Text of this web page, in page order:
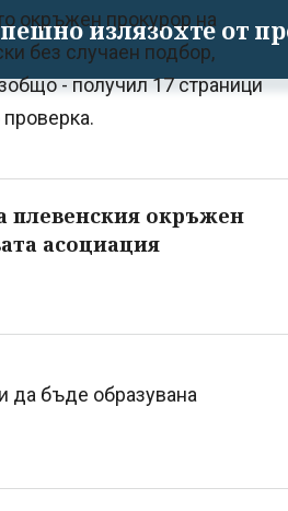
излязохте от
окръжен прокурор на
без случаен подбор,
- получил 17 страници
проверка.
плевенския окръжен
асоциация
да бъде образувана